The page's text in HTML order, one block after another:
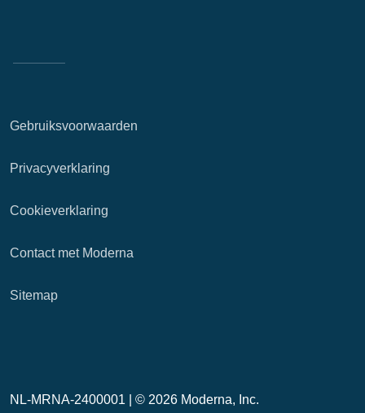
Gebruiksvoorwaarden
Privacyverklaring
Cookieverklaring
Contact met Moderna
Sitemap
NL-MRNA-2400001 | © 2026 Moderna, Inc.